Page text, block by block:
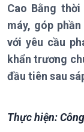
Tin Chính trị
Chính phủ với
Quốc hội với cử
Xây dựng đảng
Đảng trong cuộc
Nhận diện sự thật
Cao Bằng
máy, góp
với yêu cầu
khẩn trương
đầu tiên sau
Thực hiện: